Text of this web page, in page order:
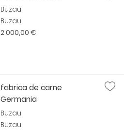
Buzau
Buzau
2 000,00 €
fabrica de carne
Germania
Buzau
Buzau